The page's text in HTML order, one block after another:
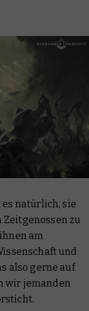
es natürlich, sie
zu
am
und
also gerne auf
wir jemanden